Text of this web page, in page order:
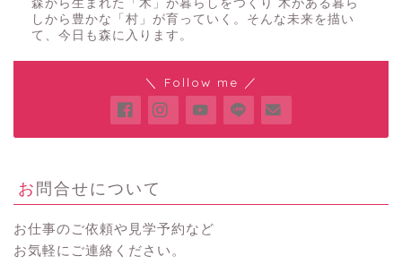
森から生まれた「木」が暮らしをつくり 木がある暮ら
しから豊かな「村」が育っていく。そんな未来を描い
て、今日も森に入ります。
＼ Follow me ／
お問合せについて
お仕事のご依頼や見学予約など
お気軽にご連絡ください。